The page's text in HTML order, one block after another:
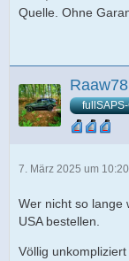
Quelle. Ohne
Raaw78
7. März 2025 um 10:20
Wer nicht so lange
USA bestellen.
Völlig